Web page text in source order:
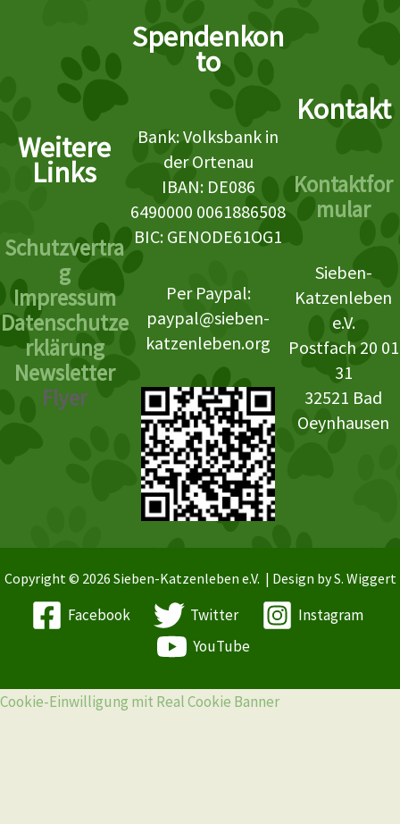
Weitere
Links
Schutzvertra
g
Impressum
Datenschutze
rklärung
Newsletter
Flyer
Spendenkon
to
Bank: Volksbank in
der Ortenau
IBAN: DE086
6490000 0061886508
BIC: GENODE61OG1
Per Paypal:
paypal@sieben-
katzenleben.org
Kontakt
Kontaktfor
mular
Sieben-
Katzenleben
e.V.
Postfach 20 01
31
32521 Bad
Oeynhausen
Copyright © 2026 Sieben-Katzenleben e.V. | Design by S. Wiggert
Facebook Twitter
Instagram
YouTube
Cookie-Einwilligung mit Real Cookie Banner